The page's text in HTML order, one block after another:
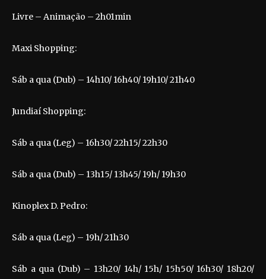
Livre – Animação – 2h01min
Maxi Shopping:
Sáb a qua (Dub) – 14h10/ 16h40/ 19h10/ 21h40
Jundiaí Shopping:
Sáb a qua (Leg) – 16h30/ 22h15/ 22h30
Sáb a qua (Dub) – 13h15/ 13h45/ 19h/ 19h30
Kinoplex D. Pedro:
Sáb a qua (Leg) – 19h/ 21h30
Sáb a qua (Dub) – 13h20/ 14h/ 15h/ 15h50/ 16h30/ 18h20/